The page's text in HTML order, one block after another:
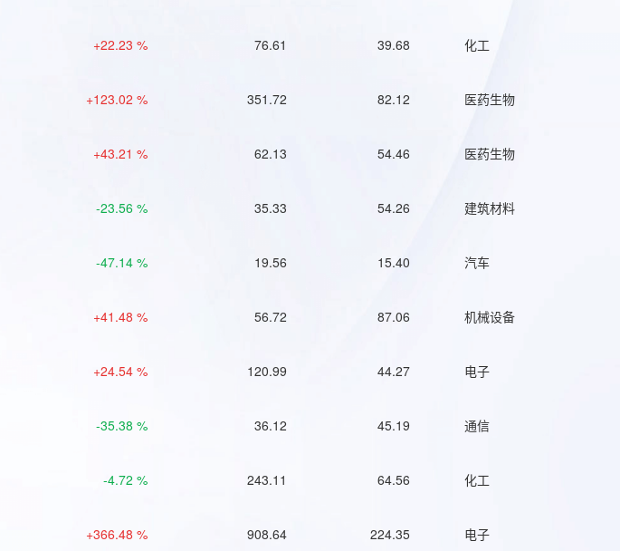
+22.23 % 76.61 39.68 化工
+123.02 % 351.72 82.12 医药生物
+43.21 % 62.13 54.46 医药生物
-23.56 % 35.33 54.26 建筑材料
-47.14 % 19.56 15.40 汽车
+41.48 % 56.72 87.06 机械设备
+24.54 % 120.99 44.27 电子
-35.38 % 36.12 45.19 通信
-4.72 % 243.11 64.56 化工
+366.48 % 908.64 224.35 电子